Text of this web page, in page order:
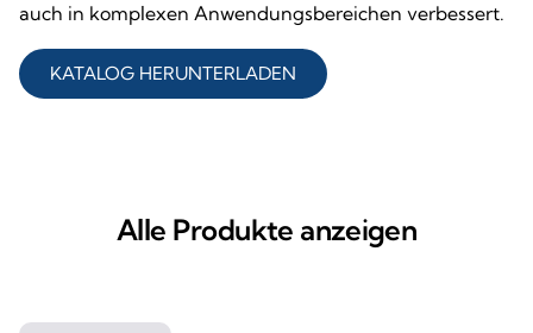
auch in komplexen Anwendungsbereichen verbessert.
KATALOG HERUNTERLADEN
Alle Produkte anzeigen